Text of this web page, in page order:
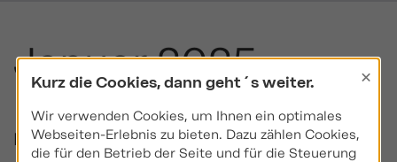
Januar 2025
Neue WBTs (Web-Based Trainings):
Kurz die Cookies, dann geht´s weiter. ×
Wir verwenden Cookies, um Ihnen ein optimales
Webseiten-Erlebnis zu bieten. Dazu zählen Cookies,
die für den Betrieb der Seite und für die Steuerung